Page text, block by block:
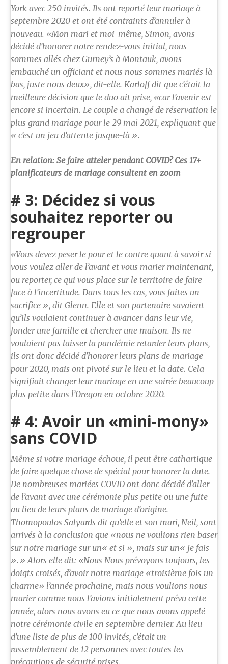
York avec 250 invités. Ils ont reporté leur mariage à
septembre 2020 et ont été contraints d’annuler à
nouveau. «Mon mari et moi-même, Simon, avons
décidé d’honorer notre rendez-vous initial, nous
sommes allés chez Gurney’s à Montauk, avons
embauché un officiant et nous nous sommes mariés là-
bas, juste nous deux», dit-elle. Karloff dit que c’était la
meilleure décision que le duo ait prise, «car l’avenir est
encore si incertain. Le couple a changé de réservation le
plus grand mariage pour le 29 mai 2021, expliquant que
« c’est un jeu d’attente jusque-là ».
En relation: Se faire atteler pendant COVID? Ces 17+
planificateurs de mariage consultent en zoom
# 3: Décidez si vous
souhaitez reporter ou
regrouper
«Vous devez peser le pour et le contre quant à savoir si
vous voulez aller de l’avant et vous marier maintenant,
ou reporter, ce qui vous place sur le territoire de faire
face à l’incertitude. Dans tous les cas, vous faites un
sacrifice », dit Glenn. Elle et son partenaire savaient
qu’ils voulaient continuer à avancer dans leur vie,
fonder une famille et chercher une maison. Ils ne
voulaient pas laisser la pandémie retarder leurs plans,
ils ont donc décidé d’honorer leurs plans de mariage
pour 2020, mais ont pivoté sur le lieu et la date. Cela
signifiait changer leur mariage en une soirée beaucoup
plus petite dans l’Oregon en octobre 2020.
# 4: Avoir un «mini-mony»
sans COVID
Même si votre mariage échoue, il peut être cathartique
de faire quelque chose de spécial pour honorer la date.
De nombreuses mariées COVID ont donc décidé d’aller
de l’avant avec une cérémonie plus petite ou une fuite
au lieu de leurs plans de mariage d’origine.
Thomopoulos Salyards dit qu’elle et son mari, Neil, sont
arrivés à la conclusion que «nous ne voulions rien baser
sur notre mariage sur un« et si », mais sur un« je fais
».» Alors elle dit: «Nous Nous prévoyons toujours, les
doigts croisés, d’avoir notre mariage «troisième fois un
charme» l’année prochaine, mais nous voulions nous
marier comme nous l’avions initialement prévu cette
année, alors nous avons eu ce que nous avons appelé
notre cérémonie civile en septembre dernier. Au lieu
d’une liste de plus de 100 invités, c’était un
rassemblement de 12 personnes avec toutes les